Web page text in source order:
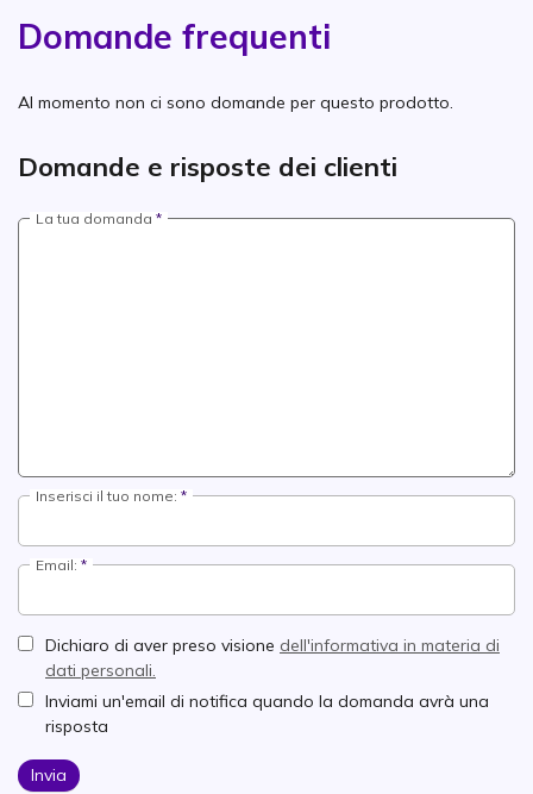
Domande frequenti
Al momento non ci sono domande per questo prodotto.
Domande e risposte dei clienti
La tua domanda
Inserisci il tuo nome:
Email:
Dichiaro di aver preso visione dell'informativa in materia di
dati personali.
Inviami un'email di notifica quando la domanda avrà una
risposta
Invia